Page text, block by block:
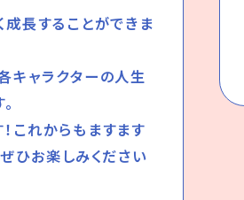
成長することができま
キャラクターの人生
これからもますます
ひお楽しみください